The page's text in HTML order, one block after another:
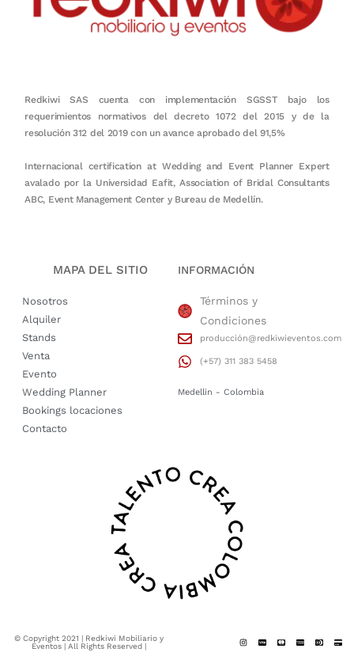
Redkiwi SAS cuenta con implementación SGSST bajo los
requerimientos normativos del decreto 1072 del 2015 y de la
resolución 312 del 2019 con un avance aprobado del 91,5%
Internacional certification at Wedding and Event Planner Expert
avalado por la Universidad Eafit, Association of Bridal Consultants
ABC, Event Management Center y Bureau de Medellín.
MAPA DEL SITIO
Nosotros
Alquiler
Stands
Venta
Evento
Wedding Planner
Bookings locaciones
Contacto
INFORMACIÓN
Términos y
Condiciones
producción@redkiwieventos.com
(+57) 311 383 5458
Medellin - Colombia
© Copyright 2021 | Redkiwi Mobiliario y
Eventos | All Rights Reserved |